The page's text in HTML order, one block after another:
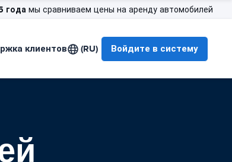
года мы сравниваем цены на аренду автомобилей
клиентов (RU) Войдите в систему